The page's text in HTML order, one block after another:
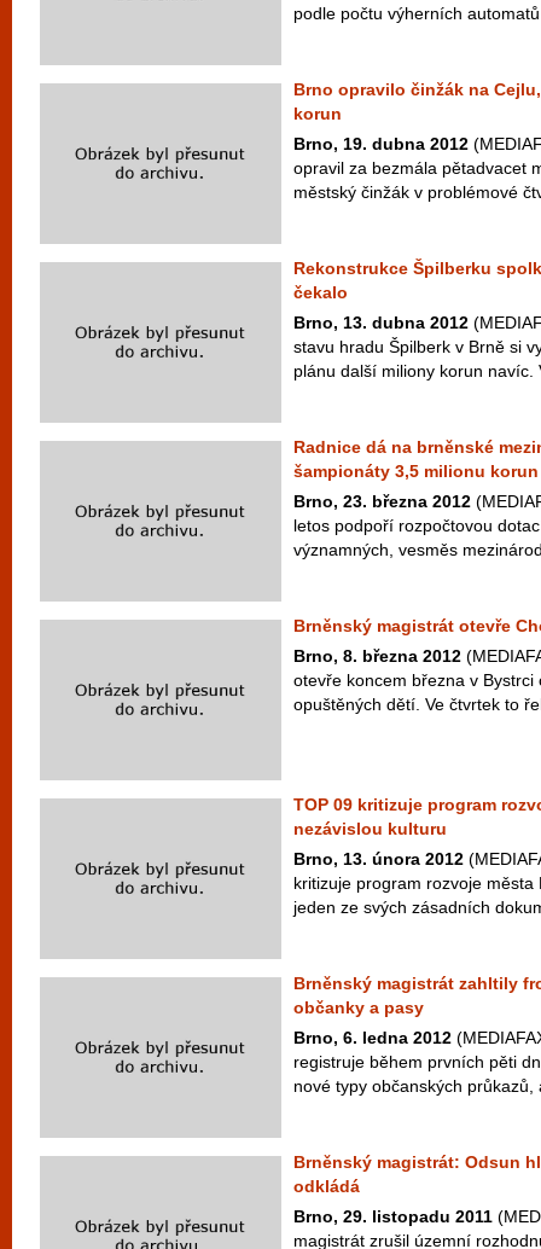
podle počtu výherních
Brno opravilo činžák na
korun
Brno, 19. dubna 2012
opravil za bezmála pětadvacet
městský činžák v problémové
Rekonstrukce Špilberku
čekalo
Brno, 13. dubna 2012
stavu hradu Špilberk v Brně si
plánu další miliony korun navíc.
Radnice dá na brněnské
šampionáty 3,5 milionu korun
Brno, 23. března 2012
letos podpoří rozpočtovou
významných, vesměs
Brněnský magistrát otevře
Brno, 8. března 2012
otevře koncem března v
opuštěných dětí. Ve čtvrtek to
TOP 09 kritizuje program
nezávislou kulturu
Brno, 13. února 2012
kritizuje program rozvoje
jeden ze svých zásadních
Brněnský magistrát zahltily
občanky a pasy
Brno, 6. ledna 2012
registruje během prvních pěti
nové typy občanských
Brněnský magistrát: Odsun
odkládá
Brno, 29. listopadu 2011
magistrát zrušil územní